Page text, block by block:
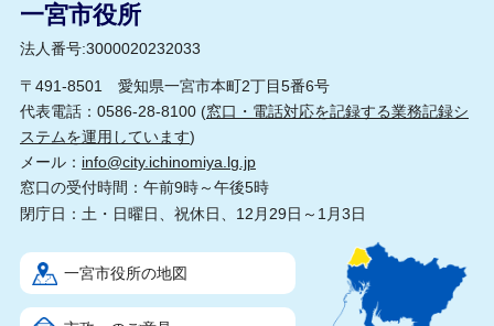
一宮市役所
法人番号:3000020232033
〒491-8501 愛知県一宮市本町2丁目5番6号
代表電話：0586-28-8100 (窓口・電話対応を記録する業務記録シ
ステムを運用しています)
メール： info@city.ichinomiya.lg.jp
窓口の受付時間：午前9時～午後5時
閉庁日：土・日曜日、祝休日、12月29日～1月3日
一宮市役所の地図